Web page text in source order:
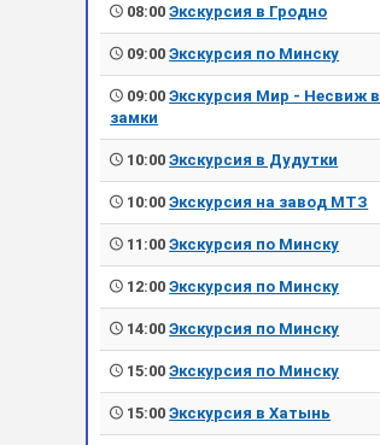
08:00Экскурсия в Гродно
09:00Экскурсия по Минску
09:00Экскурсия Мир - Несвиж в
замки
10:00Экскурсия в Дудутки
10:00Экскурсия на завод МТЗ
11:00Экскурсия по Минску
12:00Экскурсия по Минску
14:00Экскурсия по Минску
15:00Экскурсия по Минску
15:00Экскурсия в Хатынь